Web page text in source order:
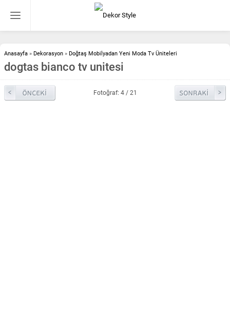
Anasayfa » Dekorasyon » Doğtaş Mobilyadan Yeni Moda Tv Üniteleri
dogtas bianco tv unitesi
Fotoğraf: 4 / 21